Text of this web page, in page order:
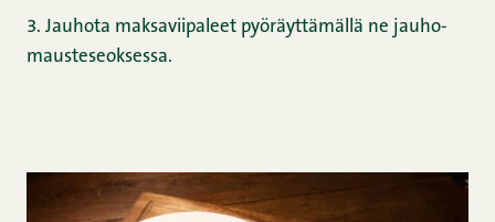
3. Jauhota maksaviipaleet pyöräyttämällä ne jauho-
mausteseoksessa.